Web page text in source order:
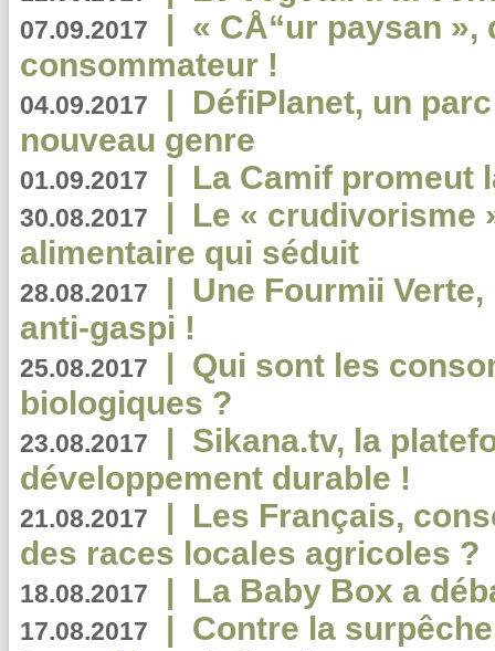
07.09.2017 | « CÅ“ur paysan
consommateur !
04.09.2017 | DéfiPlanet, un
nouveau genre
01.09.2017 | La Camif promeut
30.08.2017 | Le « crudivorisme
alimentaire qui séduit
28.08.2017 | Une Fourmii
anti-gaspi !
25.08.2017 | Qui sont les
biologiques ?
23.08.2017 | Sikana.tv, la
développement durable !
21.08.2017 | Les Français,
des races locales agricoles ?
18.08.2017 | La Baby Box a
17.08.2017 | Contre la